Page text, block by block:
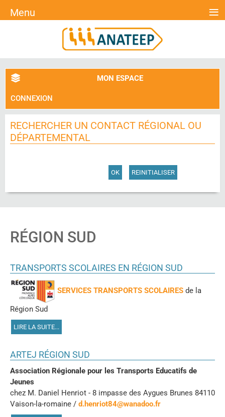
MON ESPACE
CONNEXION
RECHERCHER UN CONTACT RÉGIONAL OU
DÉPARTEMENTAL
OK REINITIALISER
RÉGION SUD
TRANSPORTS SCOLAIRES EN RÉGION SUD
SERVICES TRANSPORTS SCOLAIRES de la
Région Sud
LIRE LA SUITE...
ARTEJ RÉGION SUD
Association Régionale pour les Transports Educatifs de
Jeunes
chez M. Daniel Henriot - 8 impasse des Aygues Brunes 84110
Vaison-la-romaine / d.henriot84@wanadoo.fr
Menu ≡